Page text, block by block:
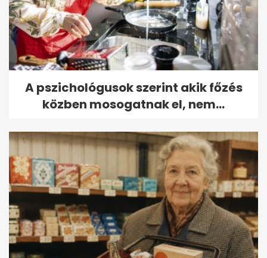
A pszichológusok szerint akik főzés
közben mosogatnak el, nem...